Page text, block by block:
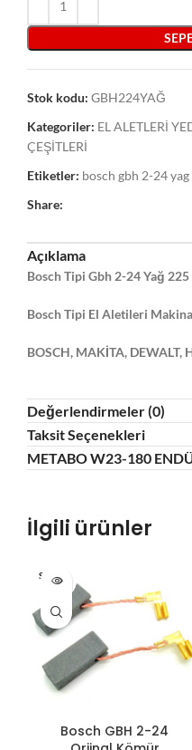
Stok kodu: GBH224YAĞ
Kategoriler: EL ALETLERİ
ÇEŞİTLERİ
Etiketler: bosch gbh 2-24 yag
Share:
Açıklama
Bosch Tipi Gbh 2-24 Yağ 225
Bosch Tipi El Aletileri
BOSCH, MAKİTA, DEWALT,
Değerlendirmeler (0)
Taksit Seçenekleri
METABO W23-180
İlgili ürünler
SOLD O
UT
Bosch GBH 2-24